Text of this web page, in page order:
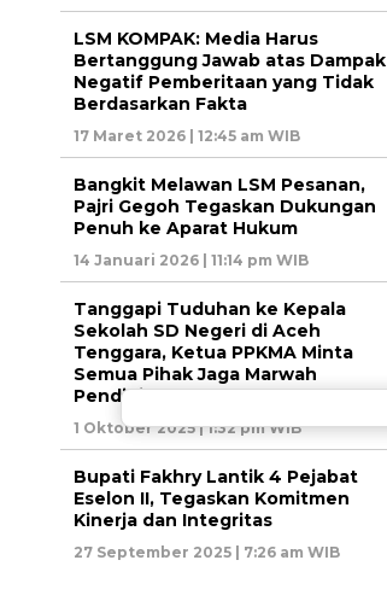
LSM KOMPAK: Media Harus
Bertanggung Jawab atas Dampak
Negatif Pemberitaan yang Tidak
Berdasarkan Fakta
17 Maret 2026 | 12:45 am WIB
Bangkit Melawan LSM Pesanan,
Pajri Gegoh Tegaskan Dukungan
Penuh ke Aparat Hukum
14 Januari 2026 | 11:14 pm WIB
Tanggapi Tuduhan ke Kepala
Sekolah SD Negeri di Aceh
Tenggara, Ketua PPKMA Minta
Semua Pihak Jaga Marwah
Pendidikan
1 Oktober 2025 | 1:32 pm WIB
Bupati Fakhry Lantik 4 Pejabat
Eselon II, Tegaskan Komitmen
Kinerja dan Integritas
27 September 2025 | 7:26 am WIB